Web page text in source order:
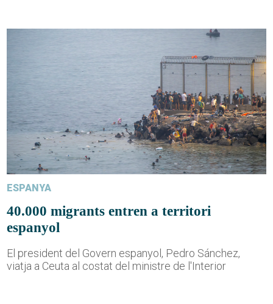
ESPANYA
40.000 migrants entren a territori
espanyol
El president del Govern espanyol, Pedro Sánchez,
viatja a Ceuta al costat del ministre de l'Interior